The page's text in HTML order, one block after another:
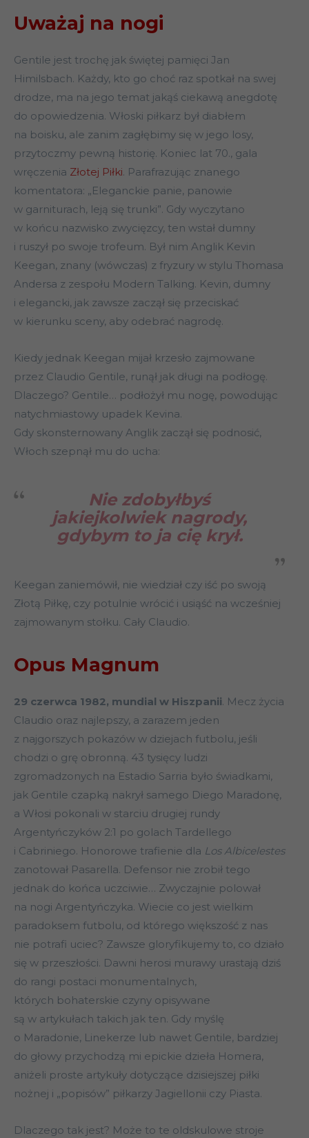
Uważaj na nogi
Gentile jest trochę jak świętej pamięci Jan
Himilsbach. Każdy, kto go choć raz spotkał na swej
drodze, ma na jego temat jakąś ciekawą anegdotę
do opowiedzenia. Włoski piłkarz był diabłem
na boisku, ale zanim zagłębimy się w jego losy,
przytoczmy pewną historię. Koniec lat 70., gala
wręczenia Złotej Piłki. Parafrazując znanego
komentatora: „Eleganckie panie, panowie
w garniturach, leją się trunki”. Gdy wyczytano
w końcu nazwisko zwycięzcy, ten wstał dumny
i ruszył po swoje trofeum. Był nim Anglik Kevin
Keegan, znany (wówczas) z fryzury w stylu Thomasa
Andersa z zespołu Modern Talking. Kevin, dumny
i elegancki, jak zawsze zaczął się przeciskać
w kierunku sceny, aby odebrać nagrodę.
Kiedy jednak Keegan mijał krzesło zajmowane
przez Claudio Gentile, runął jak długi na podłogę.
Dlaczego? Gentile… podłożył mu nogę, powodując
natychmiastowy upadek Kevina.
Gdy skonsternowany Anglik zaczął się podnosić,
Włoch szepnął mu do ucha:
Nie zdobyłbyś
jakiejkolwiek nagrody,
gdybym to ja cię krył.
Keegan zaniemówił, nie wiedział czy iść po swoją
Złotą Piłkę, czy potulnie wrócić i usiąść na wcześniej
zajmowanym stołku. Cały Claudio.
Opus Magnum
29 czerwca 1982, mundial w Hiszpanii. Mecz życia
Claudio oraz najlepszy, a zarazem jeden
z najgorszych pokazów w dziejach futbolu, jeśli
chodzi o grę obronną. 43 tysięcy ludzi
zgromadzonych na Estadio Sarria było świadkami,
jak Gentile czapką nakrył samego Diego Maradonę,
a Włosi pokonali w starciu drugiej rundy
Argentyńczyków 2:1 po golach Tardellego
i Cabriniego. Honorowe trafienie dla Los Albicelestes
zanotował Pasarella. Defensor nie zrobił tego
jednak do końca uczciwie… Zwyczajnie polował
na nogi Argentyńczyka. Wiecie co jest wielkim
paradoksem futbolu, od którego większość z nas
nie potrafi uciec? Zawsze gloryfikujemy to, co działo
się w przeszłości. Dawni herosi murawy urastają dziś
do rangi postaci monumentalnych,
których bohaterskie czyny opisywane
są w artykułach takich jak ten. Gdy myślę
o Maradonie, Linekerze lub nawet Gentile, bardziej
do głowy przychodzą mi epickie dzieła Homera,
aniżeli proste artykuły dotyczące dzisiejszej piłki
nożnej i „popisów” piłkarzy Jagiellonii czy Piasta.
Dlaczego tak jest? Może to te oldskulowe stroje